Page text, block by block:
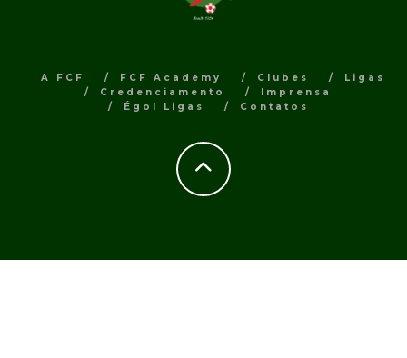
A FCF FCF Academy Clubes
Ligas
Credenciamento
Imprensa
Égol Ligas
Contatos